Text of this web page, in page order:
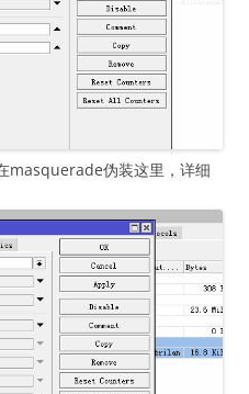
masquerade伪装这里，详细